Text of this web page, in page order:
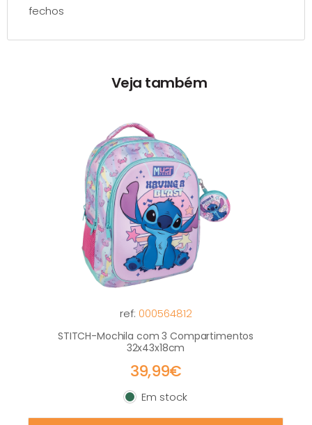
fechos
Veja também
ref: 000564812
STITCH-Mochila com 3 Compartimentos
32x43x18cm
39,99€
Em stock
Em stock